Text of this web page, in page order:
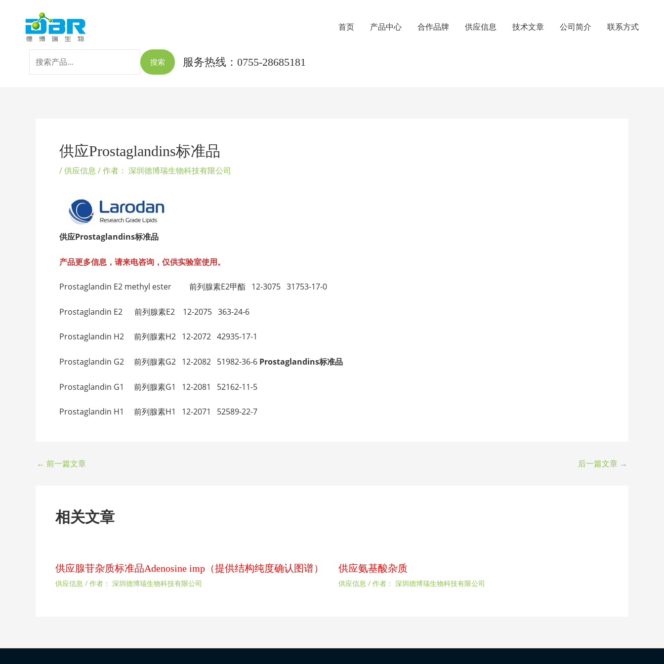
首页 产品中心 合作品牌 供应信息 技术文章 公司简介 联系方式
索：
搜索 服务热线：0755-28685181
供应Prostaglandins标准品
/供应信息 / 作者： 深圳德博瑞生物科技有限公司
供应Prostaglandins标准品
产品更多信息，请来电咨询，仅供实验室使用。
Prostaglandin E2 methyl ester 前列腺素E2甲酯 12-3075 31753-17-0
Prostaglandin E2 前列腺素E2 12-2075 363-24-6
Prostaglandin H2 前列腺素H2 12-2072 42935-17-1
Prostaglandin G2 前列腺素G2 12-2082 51982-36-6 Prostaglandins标准品
Prostaglandin G1 前列腺素G1 12-2081 52162-11-5
Prostaglandin H1 前列腺素H1 12-2071 52589-22-7
← 前一篇文章 后一篇文章 →
相关文章
供应腺苷杂质标准品Adenosine imp（提供结构纯度确认图谱）
供应信息 / 作者： 深圳德博瑞生物科技有限公司
供应氨基酸杂质
供应信息 / 作者： 深圳德博瑞生物科技有限公司